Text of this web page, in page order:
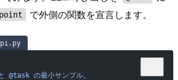
で外側の関数を宣言します。
の最小サンプル。